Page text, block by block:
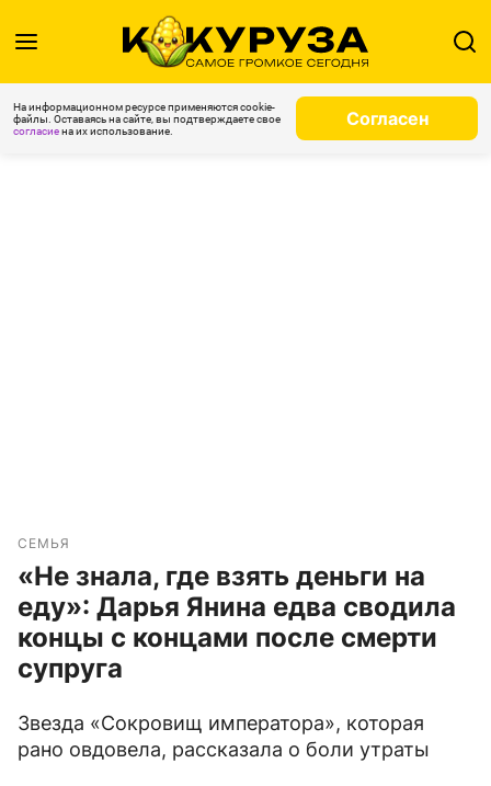
На информационном ресурсе применяются cookie-
файлы. Оставаясь на сайте, вы подтверждаете свое
согласиена их использование.
Согласен
СЕМЬЯ
«Не знала, где взять деньги на
еду»: Дарья Янина едва сводила
концы с концами после смерти
супруга
Звезда «Сокровищ императора», которая
рано овдовела, рассказала о боли утраты